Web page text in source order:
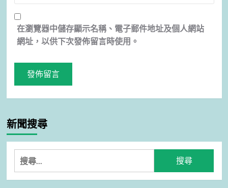
在瀏覽器中儲存顯示名稱、電子郵件地址及個人網站
網址，以供下次發佈留言時使用。
新聞搜尋
搜
尋
關